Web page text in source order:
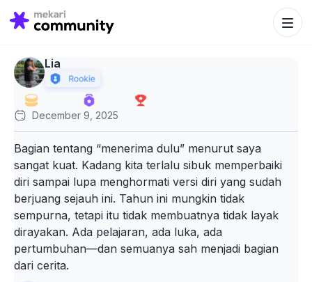
Search
for:
Search
Lia
December 9, 2025
Bagian tentang “menerima dulu” menurut saya
sangat kuat. Kadang kita terlalu sibuk memperbaiki
diri sampai lupa menghormati versi diri yang sudah
berjuang sejauh ini. Tahun ini mungkin tidak
sempurna, tetapi itu tidak membuatnya tidak layak
dirayakan. Ada pelajaran, ada luka, ada
pertumbuhan—dan semuanya sah menjadi bagian
dari cerita.